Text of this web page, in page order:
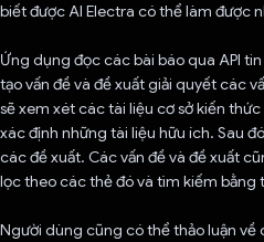
biết được AI Electra có thể làm được
Ứng dụng đọc các bài báo qua API
tạo vấn đề và đề xuất giải quyết các
sẽ xem xét các tài liệu cơ sở kiến
xác định những tài liệu hữu ích. Sau
các đề xuất. Các vấn đề và đề xuất
lọc theo các thẻ đó và tìm kiếm bằng
Người dùng cũng có thể thảo luận về